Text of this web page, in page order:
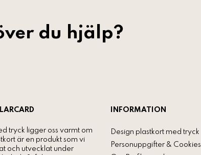
du hjälp?
tryck ligger oss varmt om
är en produkt som vi
och utvecklat under
INFORMATION
Design plastkort med tryck
Personuppgifter & Cookies